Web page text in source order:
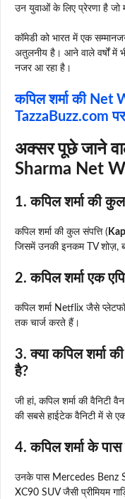
उन युवाओं के लिए प्रेरणा है जो
कॉमेडी को भारत में एक
अतुलनीय है। आने वाले वर्षों में
नजर आ रहा है।
कपिल शर्मा की Net
TazzaBuzz.com पर
अक्सर पूछे जाने
Sharma Net
1. कपिल शर्मा की
कपिल शर्मा की कुल संपत्ति (
जिसमें उनकी इनकम TV शोज़,
2.कपिल शर्मा एक
कपिल शर्मा Netflix जैसे
तक चार्ज करते हैं।
3. क्या कपिल शर्मा
है?
जी हां, कपिल शर्मा की
की सबसे हाईटेक वैनिटी में से एक
4.कपिल शर्मा के पास
उनके पास Mercedes Benz
XC90 SUV जैसी प्रीमियम